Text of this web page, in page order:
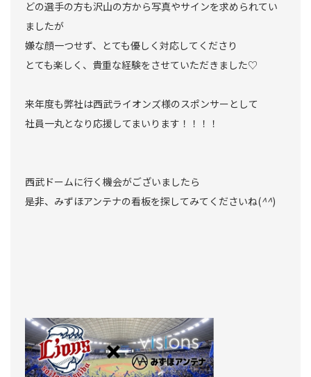
どの選手の方も沢山の方から写真やサインを求められてい
ましたが
嫌な顔一つせず、とても優しく対応してくださり
とても楽しく、貴重な経験をさせていただきました♡
来年度も弊社は西武ライオンズ様のスポンサーとして
社員一丸となり応援してまいります！！！！
西武ドームに行く機会がございましたら
是非、みずほアンテナの看板を探してみてくださいね(^^)